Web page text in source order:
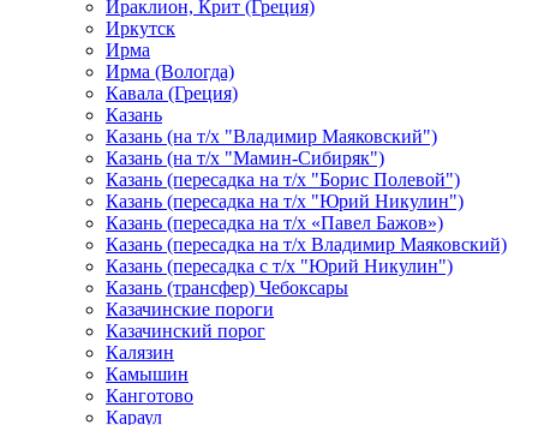
Ираклион, Крит (Греция)
Иркутск
Ирма
Ирма (Вологда)
Кавала (Греция)
Казань
Казань (на т/х "Владимир Маяковский")
Казань (на т/х "Мамин-Сибиряк")
Казань (пересадка на т/х "Борис Полевой")
Казань (пересадка на т/х "Юрий Никулин")
Казань (пересадка на т/х «Павел Бажов»)
Казань (пересадка на т/х Владимир Маяковский)
Казань (пересадка с т/х "Юрий Никулин")
Казань (трансфер) Чебоксары
Казачинские пороги
Казачинский порог
Калязин
Камышин
Канготово
Караул